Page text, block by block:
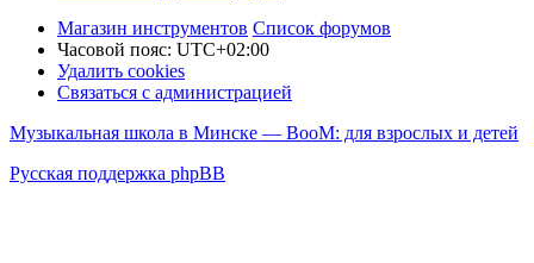
Магазин инструментов Список форумов
Часовой пояс: UTC+02:00
Удалить cookies
Связаться с администрацией
Музыкальная школа в Минске — BooM: для взрослых и детей
Русская поддержка phpBB